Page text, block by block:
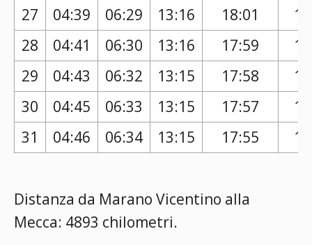
27
04:39 06:29 13:16 18:01
28
04:41 06:30 13:16 17:59
29
04:43 06:32 13:15 17:58
30
04:45 06:33 13:15 17:57
31
04:46 06:34 13:15 17:55
Distanza da Marano Vicentino alla
Mecca: 4893 chilometri.